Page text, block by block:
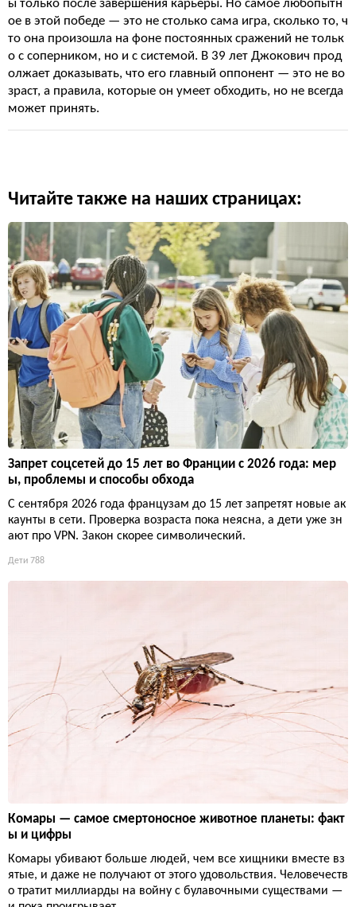
ы только после завершения карьеры. Но самое любопытн
ое в этой победе — это не столько сама игра, сколько то, ч
то она произошла на фоне постоянных сражений не тольк
о с соперником, но и с системой. В 39 лет Джокович прод
олжает доказывать, что его главный оппонент — это не во
зраст, а правила, которые он умеет обходить, но не всегда
может принять.
Читайте также на наших страницах:
Запрет соцсетей до 15 лет во Франции с 2026 года: мер
ы, проблемы и способы обхода
С сентября 2026 года французам до 15 лет запретят новые ак
каунты в сети. Проверка возраста пока неясна, а дети уже зн
ают про VPN. Закон скорее символический.
Дети 788
Комары — самое смертоносное животное планеты: факт
ы и цифры
Комары убивают больше людей, чем все хищники вместе вз
ятые, и даже не получают от этого удовольствия. Человечеств
о тратит миллиарды на войну с булавочными существами —